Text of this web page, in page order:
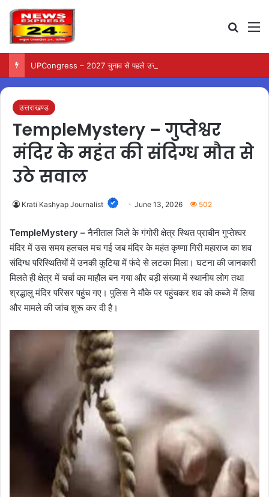
उत्तराखण्ड
TempleMystery – गुप्तेश्वर
मंदिर के महंत की संदिग्ध मौत से
उठे सवाल
Krati Kashyap Journalist June 13, 2026 502
TempleMystery –नैनीताल जिले के गंगोरी क्षेत्र स्थित प्राचीन गुप्तेश्वर
मंदिर में उस समय हलचल मच गई जब मंदिर के महंत कृष्णा गिरी महाराज का शव
संदिग्ध परिस्थितियों में उनकी कुटिया में फंदे से लटका मिला। घटना की जानकारी
मिलते ही क्षेत्र में चर्चा का माहौल बन गया और बड़ी संख्या में स्थानीय लोग तथा
श्रद्धालु मंदिर परिसर पहुंच गए। पुलिस ने मौके पर पहुंचकर शव को कब्जे में लिया
और मामले की जांच शुरू कर दी है।